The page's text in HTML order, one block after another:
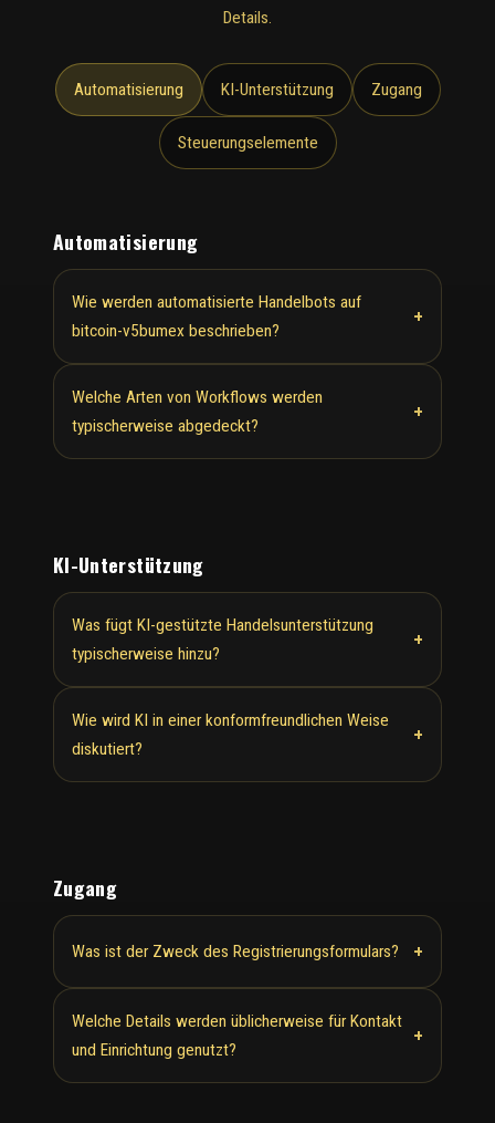
Details.
Automatisierung KI-Unterstützung Zugang
Steuerungselemente
Automatisierung
Wie werden automatisierte Handelbots auf
bitcoin-v5bumex beschrieben?
+
Welche Arten von Workflows werden
typischerweise abgedeckt?
+
KI-Unterstützung
Was fügt KI-gestützte Handelsunterstützung
typischerweise hinzu?
+
Wie wird KI in einer konformfreundlichen Weise
diskutiert?
+
Zugang
Was ist der Zweck des Registrierungsformulars? +
Welche Details werden üblicherweise für Kontakt
und Einrichtung genutzt?
+